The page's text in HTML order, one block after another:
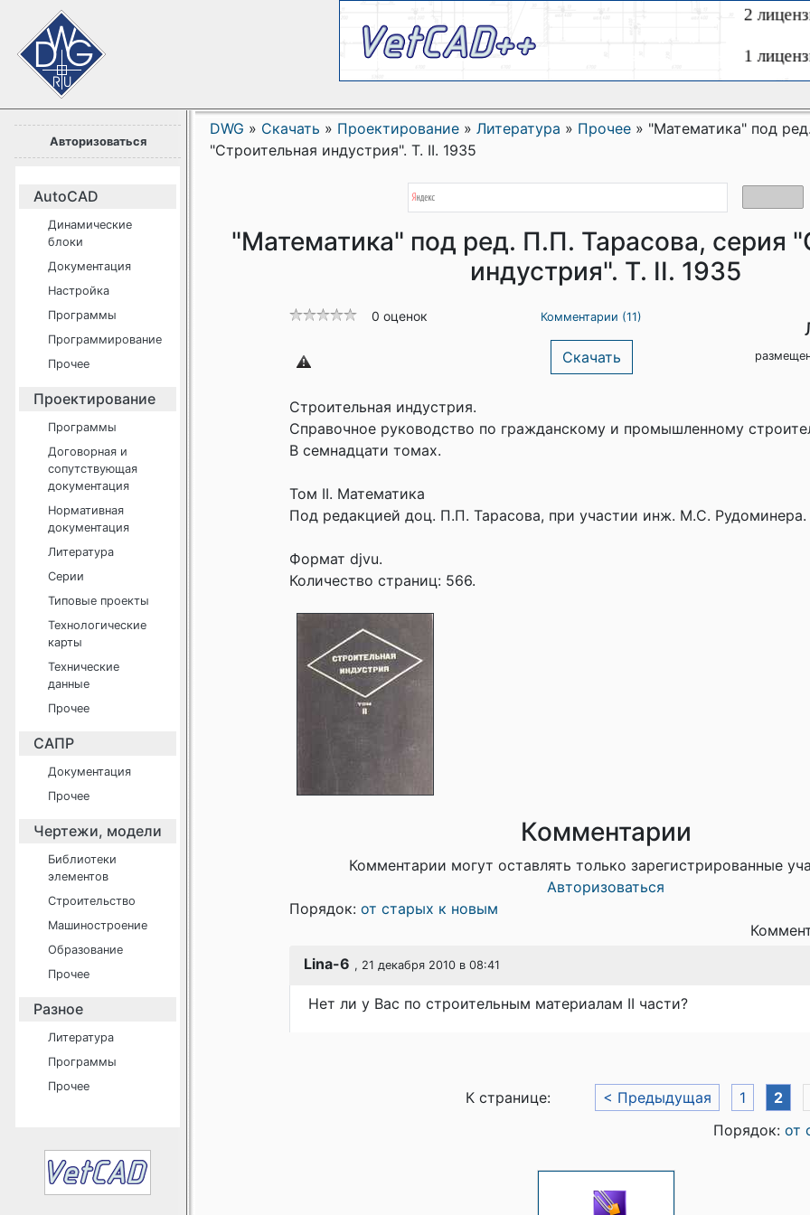
Авторизоваться
AutoCAD
Динамические
блоки
Документация
Настройка
Программы
Программирование
Прочее
Проектирование
Программы
Договорная и
сопутствующая
документация
Нормативная
документация
Литература
Серии
Типовые проекты
Технологические
карты
Технические
данные
Прочее
САПР
Документация
Прочее
Чертежи, модели
Библиотеки
элементов
Строительство
Машиностроение
Образование
Прочее
Разное
Литература
Программы
Прочее
DWG » Скачать » Проектирование » Литература » Прочее » "Математика" под
"Строительная индустрия". Т. II. 1935
"Математика" под ред. П.П. Тарасова, серия
индустрия". Т. II. 1935
0 оценок Комментарии (11)
Скачать
Строительная индустрия.
Справочное руководство по гражданскому и промышленному
В семнадцати томах.
Том II. Математика
Под редакцией доц. П.П. Тарасова, при участии инж. М.С. Рудоминера.
Формат djvu.
Количество страниц: 566.
Комментарии
Комментарии могут оставлять только зарегистрированные
Авторизоваться
Порядок: от старых к новым
Lina-6 , 21 декабря 2010 в 08:41
Нет ли у Вас по строительным материалам II части?
К странице: < Предыдущая 1 2
Порядок: от